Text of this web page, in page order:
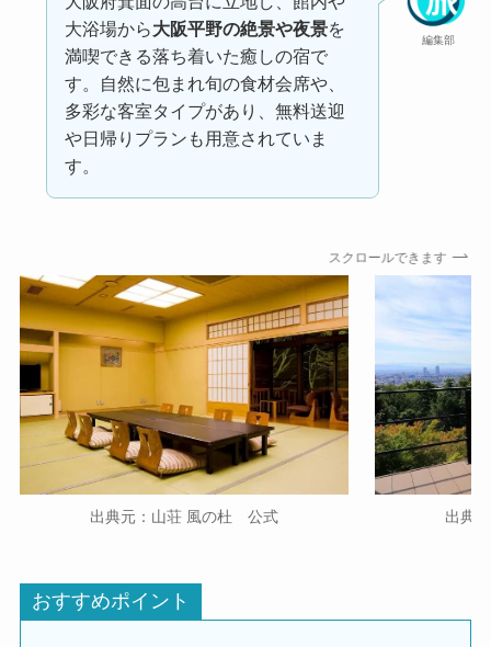
編集部
大浴場から大阪平野の絶景や夜景を
満喫できる落ち着いた癒しの宿で
す。自然に包まれ旬の食材会席や、
多彩な客室タイプがあり、無料送迎
や日帰りプランも用意されていま
す。
スクロールできます
出典元：山荘 風の杜 公式 出典
おすすめポイント